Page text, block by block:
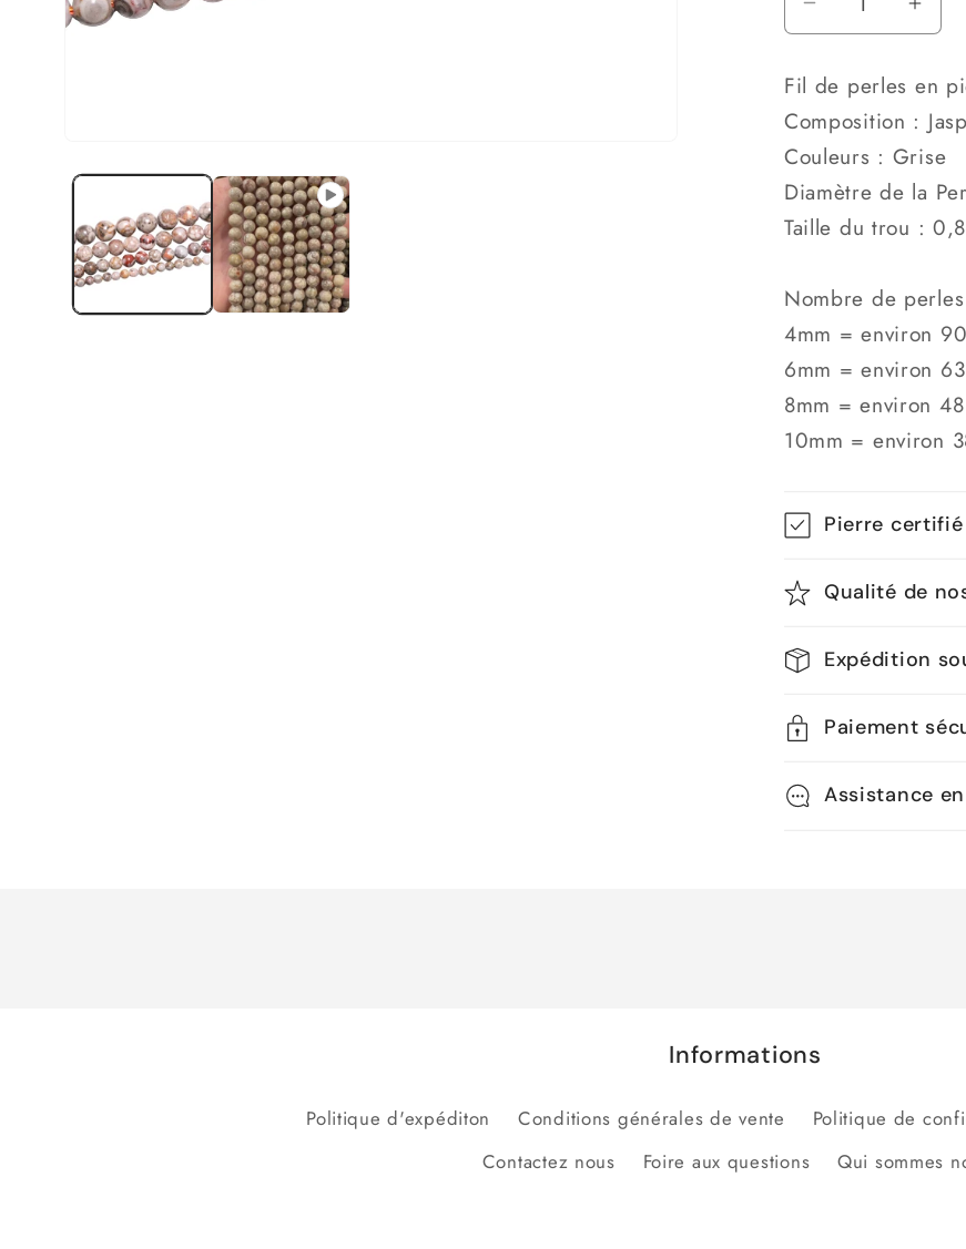
Réduire
la
quantité
de
Fil
de
perle
Jaspe
chrysanthème
la
de
Fil
de
perle
Fil de perles en
Composition :
Couleurs : Grise
Diamètre de la
Taille du trou :
Nombre de
4mm = environ
6mm = environ
8mm = environ
10mm = environ
Pierre certifié
Qualité de
Expédition
Paiement
Assistance
Informations
Politique d'expéditon Conditions générales de vente Politique de
Contactez nous
Foire aux questions Qui sommes